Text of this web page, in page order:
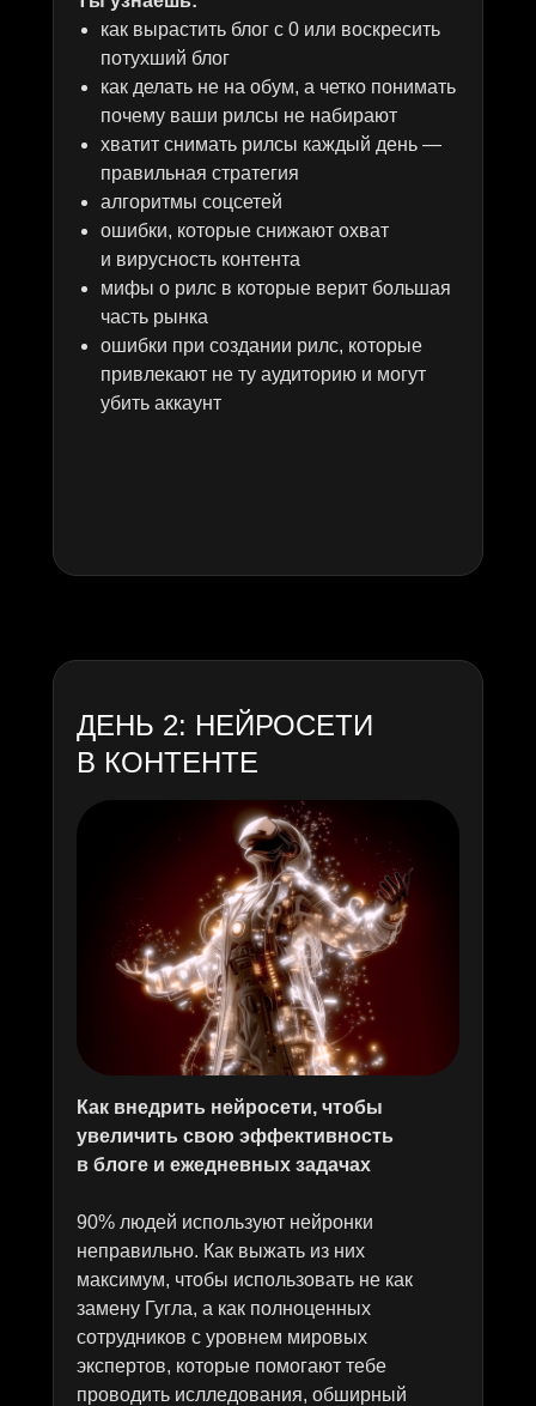
+39.000
подписчиков
ПОДРОБНЕЕ
+1.000.000 ₽
ПОДРОБНЕЕ
ПАВЕЛ
ПОДРОБНЕЕ
АЛЕКС
+61.000
подписчиков
музыкальный продюсер
ПОДРОБНЕЕ
ПОДРОБНЕЕ
ПОДРОБНЕЕ
подписчиков
ПОДРОБНЕЕ
+1.400.000 ₽
рилсмейкер
ПОДРОБНЕЕ
+62.000
подписчиков
ПОДРОБНЕЕ
+33.000
подписчиков
ПОДРОБНЕЕ
АЛЛА
подписчиков
ПОДРОБНЕЕ
ИЛЬЯСИМУС
+67.000
подписчиков
рилсмейкер
ПОДРОБНЕЕ
как вырастить блог с 0 или воскресить
потухший блог
как делать не на обум, а четко понимать
почему ваши рилсы не набирают
хватит снимать рилсы каждый день —
правильная стратегия
алгоритмы соцсетей
ошибки, которые снижают охват
и вирусность контента
мифы о рилс в которые верит большая
часть рынка
ошибки при создании рилс, которые
привлекают не ту аудиторию и могут
убить аккаунт
ДЕНЬ 2: НЕЙРОСЕТИ
В КОНТЕНТЕ
Как внедрить нейросети, чтобы
увеличить свою эффективность
в блоге и ежедневных задачах
90% людей используют нейронки
неправильно. Как выжать из них
максимум, чтобы использовать не как
замену Гугла, а как полноценных
сотрудников с уровнем мировых
экспертов, которые помогают тебе
проводить ислледования, обширный